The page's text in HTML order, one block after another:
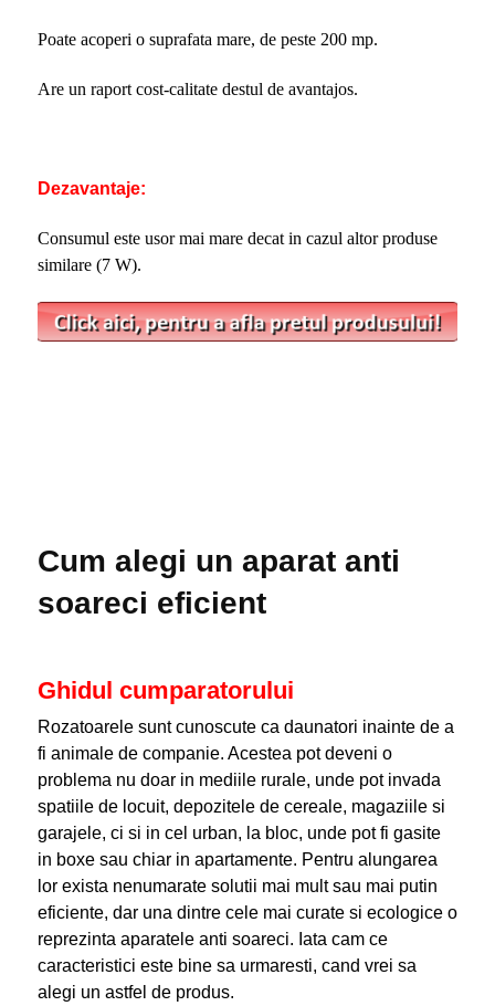
Poate acoperi o suprafata mare, de peste 200 mp.
Are un raport cost-calitate destul de avantajos.
Dezavantaje:
Consumul este usor mai mare decat in cazul altor produse
similare (7 W).
Cum alegi un aparat anti
soareci eficient
Ghidul cumparatorului
Rozatoarele sunt cunoscute ca daunatori inainte de a
fi animale de companie. Acestea pot deveni o
problema nu doar in mediile rurale, unde pot invada
spatiile de locuit, depozitele de cereale, magaziile si
garajele, ci si in cel urban, la bloc, unde pot fi gasite
in boxe sau chiar in apartamente. Pentru alungarea
lor exista nenumarate solutii mai mult sau mai putin
eficiente, dar una dintre cele mai curate si ecologice o
reprezinta aparatele anti soareci. Iata cam ce
caracteristici este bine sa urmaresti, cand vrei sa
alegi un astfel de produs.